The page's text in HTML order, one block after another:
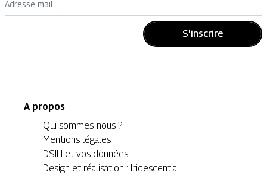
Adresse mail
S'inscrire
A propos
Qui sommes-nous ?
Mentions légales
DSIH et vos données
Design et réalisation : Iridescentia